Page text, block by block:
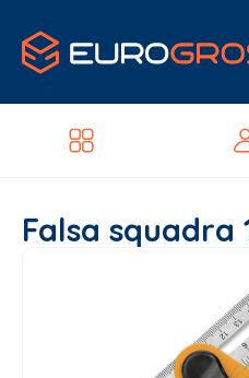
Falsa squadra